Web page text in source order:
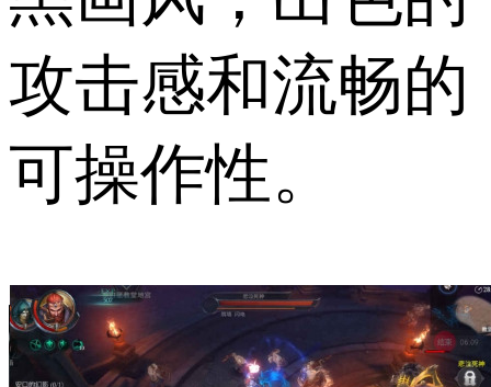
攻击感和流畅的
可操作性。